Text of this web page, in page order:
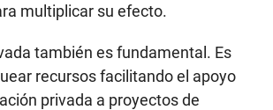
multiplicar su efecto.
también es fundamental. Es
recursos facilitando el apoyo
privada a proyectos de